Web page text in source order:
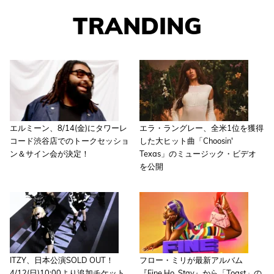
TRANDING
エルミーン、8/14(金)にタワーレ
コード渋谷店でのトークセッショ
ン＆サイン会が決定！
エラ・ラングレー、全米1位を獲得
した大ヒット曲「Choosin'
Texas」のミュージック・ビデオ
を公開
ITZY、日本公演SOLD OUT！
フロー・ミリが最新アルバム